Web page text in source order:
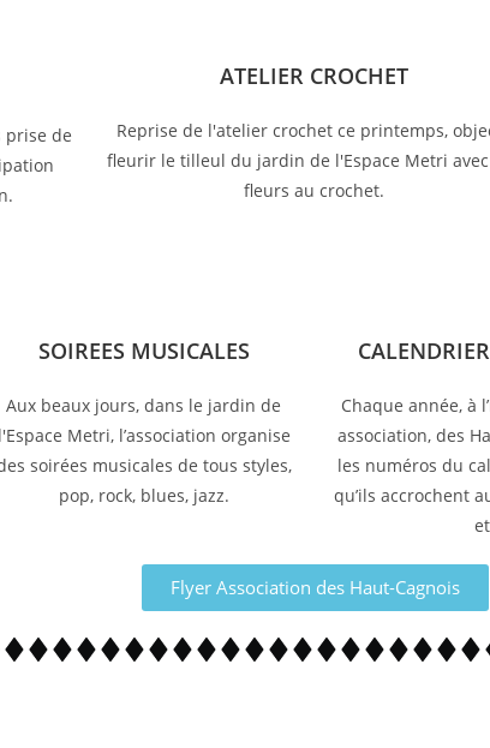
prise de
ATELIER CROCHET
Reprise de l'atelier crochet ce printemps,
fleurir le tilleul du jardin de l'Espace Metri
fleurs au crochet.
SOIREES MUSICALES
Aux beaux jours, dans le jardin de
l'Espace Metri, l’association organise
soirées musicales de tous styles,
pop, rock, blues, jazz.
Chaque année, à
association, des
les numéros du
qu’ils accrochent
Flyer Association des Haut-Cagnois